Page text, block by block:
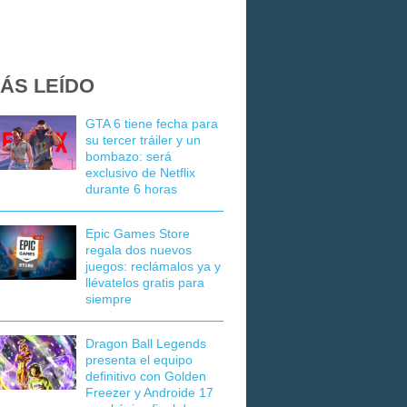
LEÍDO
GTA 6 tiene fecha para
su tercer tráiler y un
bombazo: será
exclusivo de Netflix
durante 6 horas
Epic Games Store
regala dos nuevos
juegos: reclámalos ya y
llévatelos gratis para
siempre
Dragon Ball Legends
presenta el equipo
definitivo con Golden
Freezer y Androide 17